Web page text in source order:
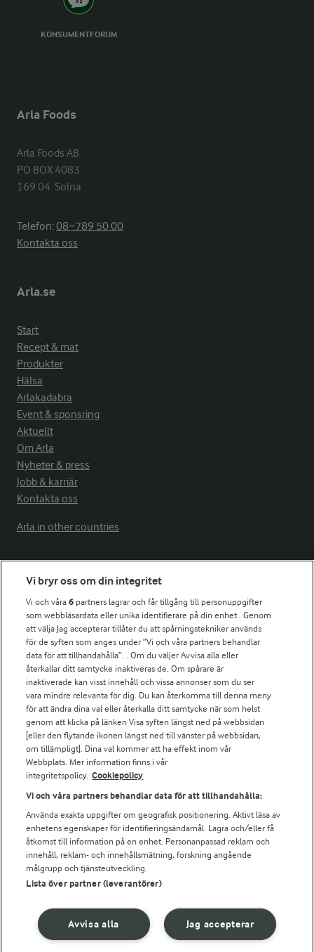
KONSUMENTFORUM
Arla Foods
Arla Foods AB
PO BOX 4083
169 04  Solna
Telefon:08−789 50 00
Kontakta oss
Arla.se
Start
Recept & mat
Produkter
Hälsa
Arlakadabra
Event & sponsring
Aktuellt
Om Arla
Nyheter & press
Jobb & karriär
Kontakta oss
Arla in other countries
Fler Arlasajter
För ägare
Arlas kundportal
Arla.com
Falbygdens Ost
Arla webbshop
Bildbank
Följ oss
© 2026 Arla Foods
Integritetspolicy
Vi bryr oss om din integritet
Vi och våra6 partners lagrar och får tillgång till personuppgifter
som webbläsardata eller unika identifierare på din enhet . Genom
att välja Jag accepterar tillåter du att spårningstekniker används
för de syften som anges under ”Vi och våra partners behandlar
data för att tillhandahålla”. . Om du väljer Avvisa alla eller
återkallar ditt samtycke inaktiveras de. Om spårare är
inaktiverade kan visst innehåll och vissa annonser som du ser
vara mindre relevanta för dig. Du kan återkomma till denna meny
för att ändra dina val eller återkalla ditt samtycke när som helst
genom att klicka på länken Visa syften längst ned på webbsidan
[eller den flytande ikonen längst ned till vänster på webbsidan,
om tillämpligt]. Dina val kommer att ha effekt inom vår
Webbplats. Mer information finns i vår
integritetspolicy. Cookiepolicy
Vi och våra partners behandlar data för att tillhandahålla:
Använda exakta uppgifter om geografisk positionering. Aktivt läsa av
enhetens egenskaper för identifieringsändamål. Lagra och/eller få
åtkomst till information på en enhet. Personanpassad reklam och
innehåll, reklam- och innehållsmätning, forskning angående
målgrupp och tjänsteutveckling.
Lista över partner (leverantörer)
Jag accepterar
Avvisa alla